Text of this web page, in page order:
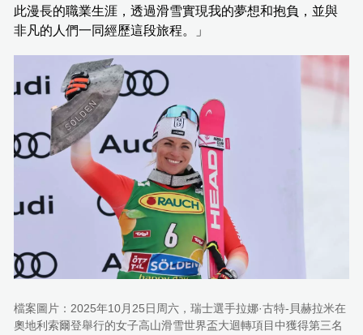
此漫長的職業生涯，透過滑雪實現我的夢想和抱負，並與
非凡的人們一同經歷這段旅程。」
檔案圖片：2025年10月25日周六，瑞士選手拉娜·古特-貝赫拉米在
奧地利索爾登舉行的女子高山滑雪世界盃大迴轉項目中獲得第三名